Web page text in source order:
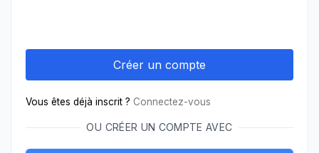
Vous êtes déjà inscrit ? Connectez-vous
OU CRÉER UN COMPTE AVEC